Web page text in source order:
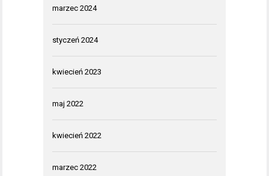
marzec 2024
styczeń 2024
kwiecień 2023
maj 2022
kwiecień 2022
marzec 2022